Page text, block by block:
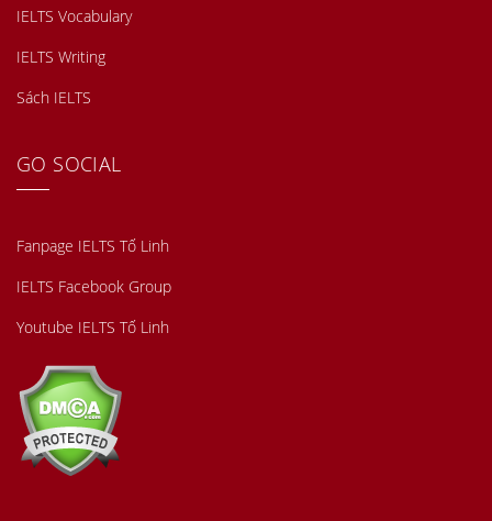
IELTS Vocabulary
IELTS Writing
Sách IELTS
GO SOCIAL
Fanpage IELTS Tố Linh
IELTS Facebook Group
Youtube IELTS Tố Linh